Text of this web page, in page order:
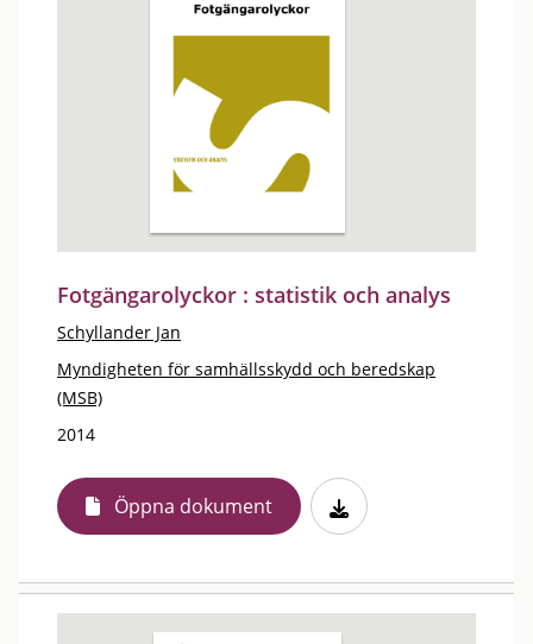
Fotgängarolyckor : statistik och analys
Schyllander Jan
Myndigheten för samhällsskydd och beredskap
(MSB)
2014
Öppna dokument